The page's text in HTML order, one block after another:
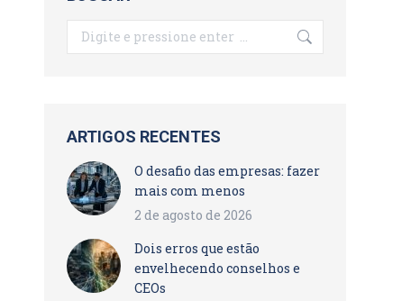
Search:
ARTIGOS RECENTES
O desafio das empresas: fazer
mais com menos
2 de agosto de 2026
Dois erros que estão
envelhecendo conselhos e
CEOs